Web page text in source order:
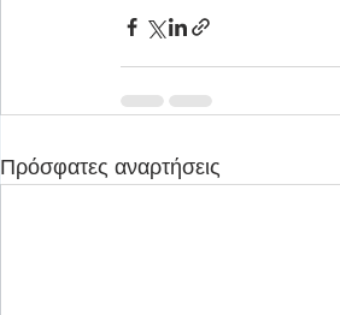
Πρόσφατες αναρτήσεις